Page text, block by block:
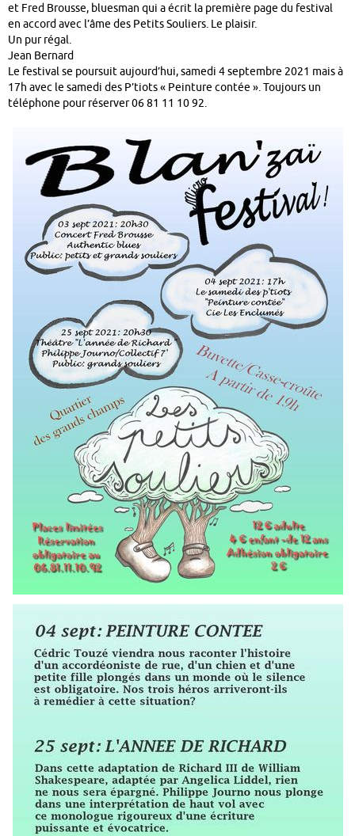
et Fred Brousse, bluesman qui a écrit la première page du festival
en accord avec l’âme des Petits Souliers. Le plaisir.
Un pur régal.
Jean Bernard
Le festival se poursuit aujourd’hui, samedi 4 septembre 2021 mais à
17h avec le samedi des P’tiots « Peinture contée ». Toujours un
téléphone pour réserver 06 81 11 10 92.